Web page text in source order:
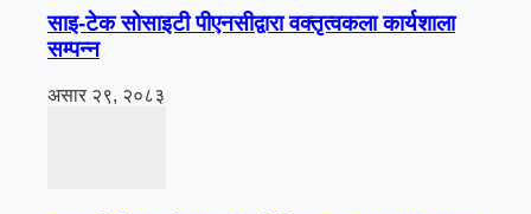
साइ-टेक सोसाइटी पीएनसीद्वारा वक्तृत्वकला कार्यशाला
सम्पन्न
असार २९, २०८३